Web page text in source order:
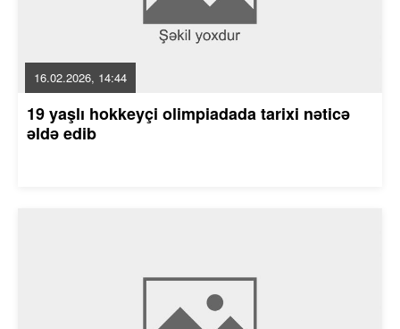
16.02.2026, 14:44
19 yaşlı hokkeyçi olimpiadada tarixi nəticə
əldə edib